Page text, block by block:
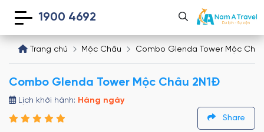
1900 4692
Trang chủ Mộc Châu Combo Glenda Tower Mộc
Combo Glenda Tower Mộc Châu 2N1Đ
Lịch khởi hành: Hàng ngày
Share